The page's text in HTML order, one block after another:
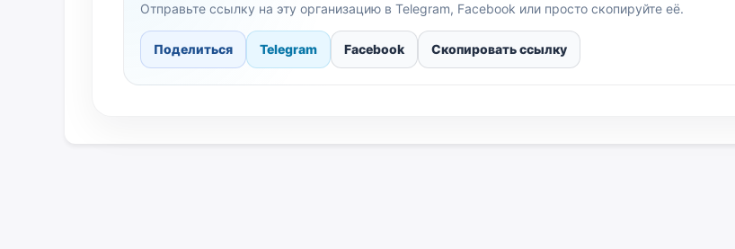
Отправьте ссылку на эту организацию в Telegram, Facebook или просто скопируйте её.
Поделиться Telegram Facebook Скопировать ссылку